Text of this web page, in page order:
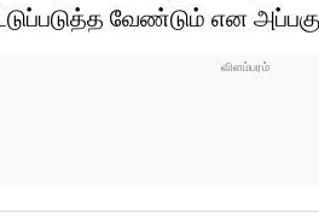
வேண்டும் என